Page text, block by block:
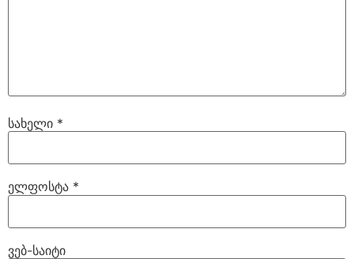
სახელი *
ელფოსტა *
ვებ-საიტი